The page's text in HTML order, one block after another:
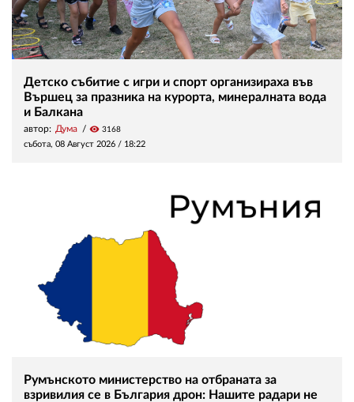
Детско събитие с игри и спорт организираха във
Вършец за празника на курорта, минералната вода
и Балкана
автор: Дума visibility 3168
събота, 08 Август 2026 / 18:22
Румънското министерство на отбраната за
взривилия се в България дрон: Нашите радари не